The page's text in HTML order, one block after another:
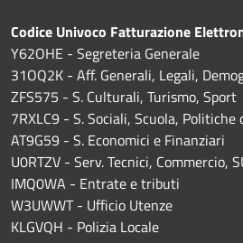
Codice Univoco Fatturazione
Y62OHE - Segreteria Generale
31OQ2K - Aff. Generali, Legali,
ZFS575 - S. Culturali, Turismo, Sport
7RXLC9 - S. Sociali, Scuola, Politiche
AT9G59 - S. Economici e Finanziari
U0RTZV - Serv. Tecnici, Commercio,
IMQ0WA - Entrate e tributi
W3UWWT - Ufficio Utenze
KLGVQH - Polizia Locale